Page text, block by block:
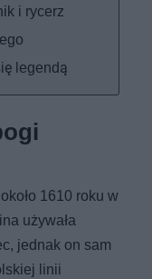
i rycerz
legendą
1610 roku w
używała
jednak on sam
linii